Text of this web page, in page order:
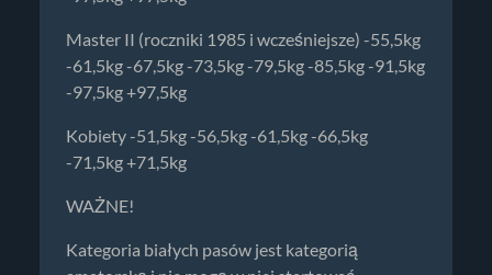
Master II (roczniki 1985 i wcześniejsze) -55,5kg
-61,5kg -67,5kg -73,5kg -79,5kg -85,5kg -91,5kg
-97,5kg +97,5kg
Kobiety -51,5kg -56,5kg -61,5kg -66,5kg
-71,5kg +71,5kg
WAŻNE!
Kategoria białych pasów jest kategorią